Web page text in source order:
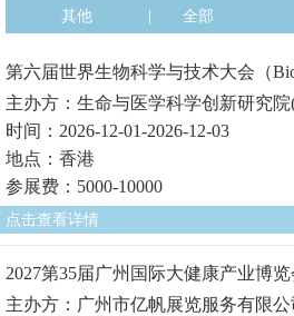
其他
全部
第六届世界生物科学与技术大会（
主办方：生命与医学科学创新研究
时间：2026-12-01-2026-12-03
地点：香港
参展费：5000-10000
点击查看详情
2027第35届广州国际大健康产业博览
主办方：广州市亿帆展览服务有限公